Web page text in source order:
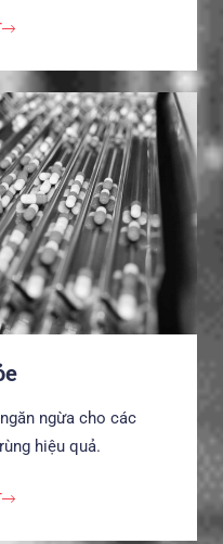
ngừa cho các
hiệu quả.